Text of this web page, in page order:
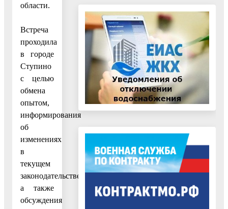
области.
Встреча
проходила
в городе
Ступино
с целью
обмена
опытом,
информирования
об
изменениях
в
текущем
законодательстве,
а также
обсуждения